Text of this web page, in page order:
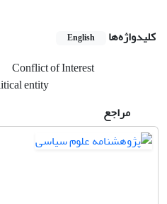
کلیدواژه‌ها English
Conflict of Interest
entity
مراجع